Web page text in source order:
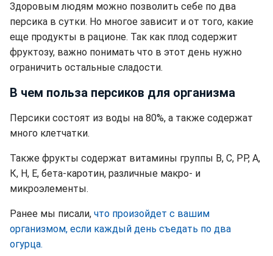
Здоровым людям можно позволить себе по два
персика в сутки. Но многое зависит и от того, какие
еще продукты в рационе. Так как плод содержит
фруктозу, важно понимать что в этот день нужно
ограничить остальные сладости.
В чем польза персиков для организма
Персики состоят из воды на 80%, а также содержат
много клетчатки.
Также фрукты содержат витамины группы В, С, РР, А,
К, Н, Е, бета-каротин, различные макро- и
микроэлементы.
Ранее мы писали, что произойдет с вашим
организмом, если каждый день съедать по два
огурца.